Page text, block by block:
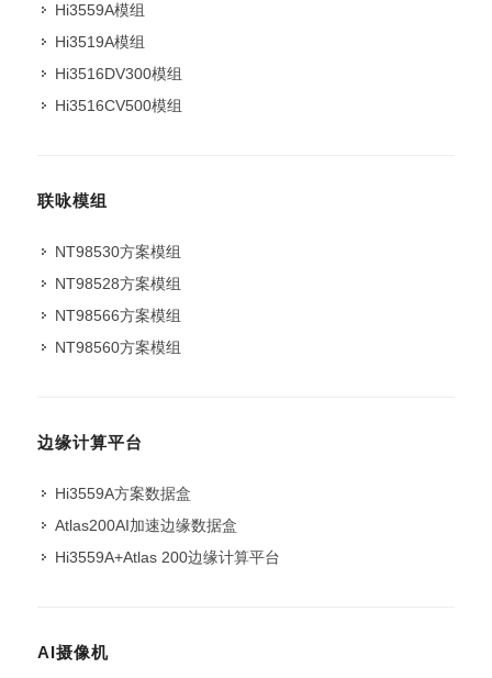
Hi3559A模组
Hi3519A模组
Hi3516DV300模组
Hi3516CV500模组
联咏模组
NT98530方案模组
NT98528方案模组
NT98566方案模组
NT98560方案模组
边缘计算平台
Hi3559A方案数据盒
Atlas200AI加速边缘数据盒
Hi3559A+Atlas 200边缘计算平台
AI摄像机